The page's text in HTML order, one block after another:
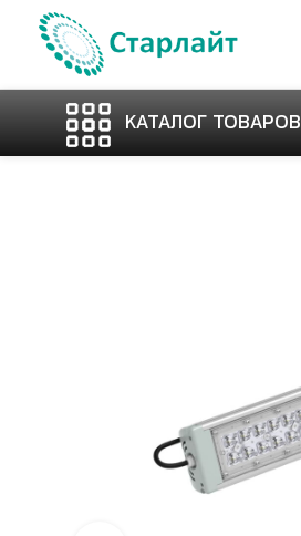
КАТАЛОГ ТОВАРОВ